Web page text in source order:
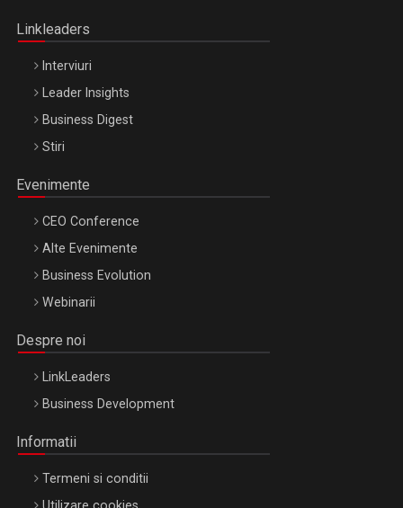
Linkleaders
Interviuri
Leader Insights
Business Digest
Stiri
Evenimente
CEO Conference
Alte Evenimente
Business Evolution
Webinarii
Despre noi
LinkLeaders
Business Development
Informatii
Termeni si conditii